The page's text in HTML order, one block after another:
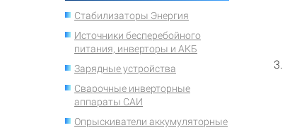
Стабилизаторы Энергия
Источники бесперебойного
питания, инверторы и АКБ
Зарядные устройства
Сварочные инверторные
аппараты САИ
Опрыскиватели аккумуляторные